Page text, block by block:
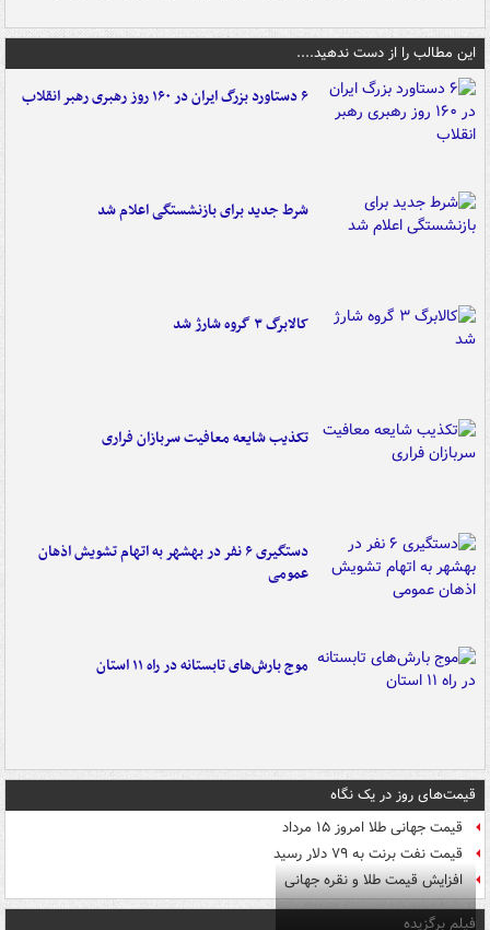
این مطالب را از دست ندهید....
۶ دستاورد بزرگ ایران در ۱۶۰ روز رهبری رهبر انقلاب
شرط جدید برای بازنشستگی اعلام شد
کالابرگ ۳ گروه شارژ شد
تکذیب شایعه معافیت سربازان فراری
دستگیری ۶ نفر در بهشهر به اتهام تشویش اذهان
عمومی
موج بارش‌های تابستانه در راه ۱۱ استان
قیمت‌های روز در یک نگاه
قیمت جهانی طلا امروز ۱۵ مرداد
قیمت نفت برنت به ۷۹ دلار رسید
افزایش قیمت طلا و نقره جهانی
فیلم برگزیده